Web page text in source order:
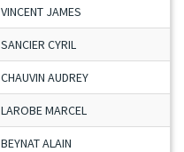
VINCENT JAMES
SANCIER CYRIL
CHAUVIN AUDREY
LAROBE MARCEL
BEYNAT ALAIN